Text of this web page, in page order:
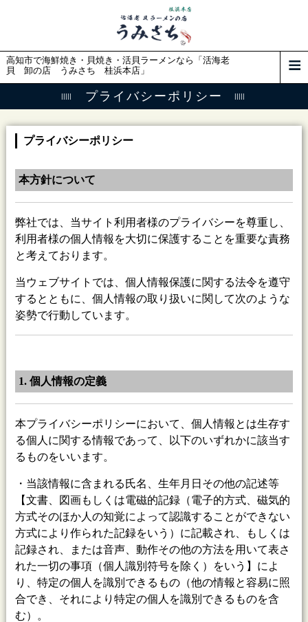
高知市で海鮮焼き・貝焼き・活貝ラーメンなら「活海老
貝 卸の店 うみさち 桂浜本店」
プライバシーポリシー
プライバシーポリシー
本方針について
弊社では、当サイト利用者様のプライバシーを尊重し、
利用者様の個人情報を大切に保護することを重要な責務
と考えております。
当ウェブサイトでは、個人情報保護に関する法令を遵守
するとともに、個人情報の取り扱いに関して次のような
姿勢で行動しています。
1. 個人情報の定義
本プライバシーポリシーにおいて、個人情報とは生存す
る個人に関する情報であって、以下のいずれかに該当す
るものをいいます。
・当該情報に含まれる氏名、生年月日その他の記述等
【文書、図画もしくは電磁的記録（電子的方式、磁気的
方式そのほか人の知覚によって認識することができない
方式により作られた記録をいう）に記載され、もしくは
記録され、または音声、動作その他の方法を用いて表さ
れた一切の事項（個人識別符号を除く）をいう】によ
り、特定の個人を識別できるもの（他の情報と容易に照
合でき、それにより特定の個人を識別できるものを含
む）。